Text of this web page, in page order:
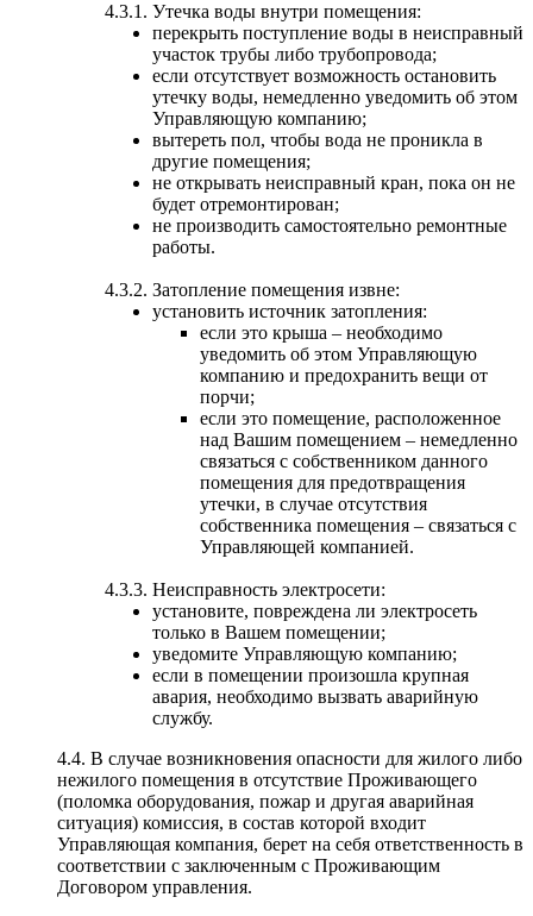
4.3.1. Утечка воды внутри помещения:
перекрыть поступление воды в неисправный
участок трубы либо трубопровода;
если отсутствует возможность остановить
утечку воды, немедленно уведомить об этом
Управляющую компанию;
вытереть пол, чтобы вода не проникла в
другие помещения;
не открывать неисправный кран, пока он не
будет отремонтирован;
не производить самостоятельно ремонтные
работы.
4.3.2. Затопление помещения извне:
установить источник затопления:
если это крыша – необходимо
уведомить об этом Управляющую
компанию и предохранить вещи от
порчи;
если это помещение, расположенное
над Вашим помещением – немедленно
связаться с собственником данного
помещения для предотвращения
утечки, в случае отсутствия
собственника помещения – связаться с
Управляющей компанией.
4.3.3. Неисправность электросети:
установите, повреждена ли электросеть
только в Вашем помещении;
уведомите Управляющую компанию;
если в помещении произошла крупная
авария, необходимо вызвать аварийную
службу.
4.4. В случае возникновения опасности для жилого либо
нежилого помещения в отсутствие Проживающего
(поломка оборудования, пожар и другая аварийная
ситуация) комиссия, в состав которой входит
Управляющая компания, берет на себя ответственность в
соответствии с заключенным с Проживающим
Договором управления.